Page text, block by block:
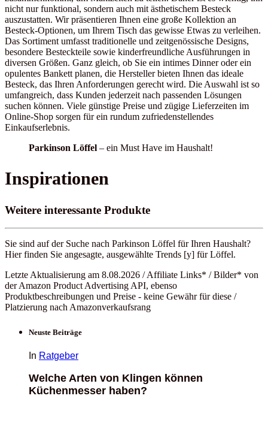
nicht nur funktional, sondern auch mit ästhetischem Besteck
auszustatten. Wir präsentieren Ihnen eine große Kollektion an
Besteck-Optionen, um Ihrem Tisch das gewisse Etwas zu verleihen.
Das Sortiment umfasst traditionelle und zeitgenössische Designs,
besondere Besteckteile sowie kinderfreundliche Ausführungen in
diversen Größen. Ganz gleich, ob Sie ein intimes Dinner oder ein
opulentes Bankett planen, die Hersteller bieten Ihnen das ideale
Besteck, das Ihren Anforderungen gerecht wird. Die Auswahl ist so
umfangreich, dass Kunden jederzeit nach passenden Lösungen
suchen können. Viele günstige Preise und zügige Lieferzeiten im
Online-Shop sorgen für ein rundum zufriedenstellendes
Einkaufserlebnis.
Parkinson Löffel – ein Must Have im Haushalt!
Inspirationen
Weitere interessante Produkte
Sie sind auf der Suche nach Parkinson Löffel für Ihren Haushalt?
Hier finden Sie angesagte, ausgewählte Trends [y] für Löffel.
Letzte Aktualisierung am 8.08.2026 / Affiliate Links* / Bilder* von
der Amazon Product Advertising API, ebenso
Produktbeschreibungen und Preise - keine Gewähr für diese /
Platzierung nach Amazonverkaufsrang
Neuste Beiträge
In Ratgeber
Welche Arten von Klingen können
Küchenmesser haben?